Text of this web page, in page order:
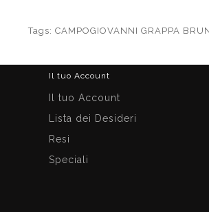
Tags: CAMPOGIOVANNI GRAPPA
Il tuo Account
Il tuo Account
Lista dei Desideri
Resi
Speciali